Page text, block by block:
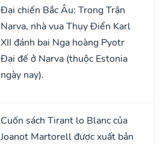
Đại chiến Bắc Âu: Trong Trận
Narva, nhà vua Thụy Điển Karl
XII đánh bại Nga hoàng Pyotr
Đại đế ở Narva (thuộc Estonia
ngày nay).
Cuốn sách Tirant lo Blanc của
Joanot Martorell được xuất bản